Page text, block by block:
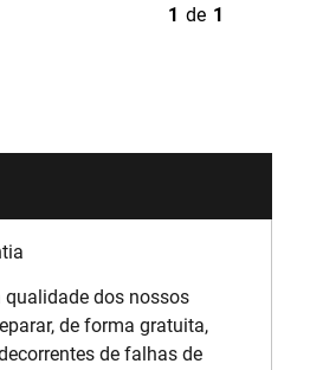
1 de 1
qualidade dos nossos
de forma gratuita,
de falhas de